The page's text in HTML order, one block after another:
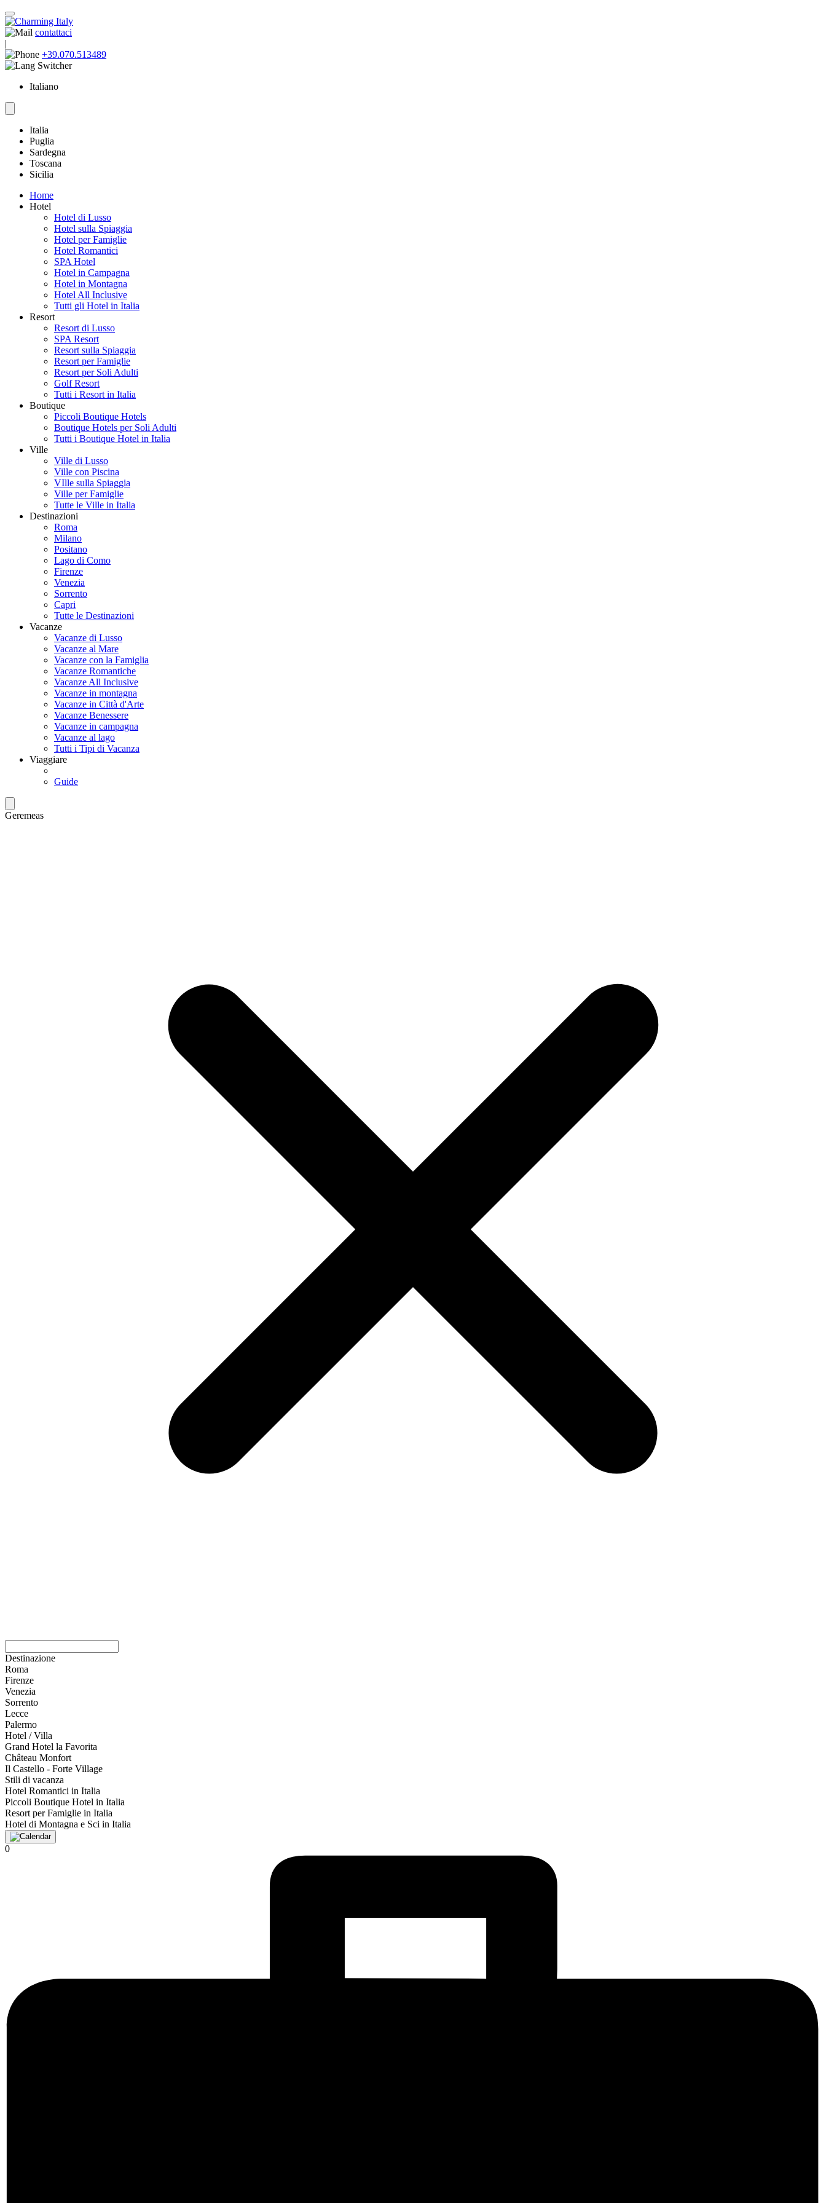
contattaci
|
+39.070.513489
Italiano
Italia
Puglia
Sardegna
Toscana
Sicilia
Home
Hotel
Hotel di Lusso
Hotel sulla Spiaggia
Hotel per Famiglie
Hotel Romantici
SPA Hotel
Hotel in Campagna
Hotel in Montagna
Hotel All Inclusive
Tutti gli Hotel in Italia
Resort
Resort di Lusso
SPA Resort
Resort sulla Spiaggia
Resort per Famiglie
Resort per Soli Adulti
Golf Resort
Tutti i Resort in Italia
Boutique
Piccoli Boutique Hotels
Boutique Hotels per Soli Adulti
Tutti i Boutique Hotel in Italia
Ville
Ville di Lusso
Ville con Piscina
VIlle sulla Spiaggia
Ville per Famiglie
Tutte le Ville in Italia
Destinazioni
Roma
Milano
Positano
Lago di Como
Firenze
Venezia
Sorrento
Capri
Tutte le Destinazioni
Vacanze
Vacanze di Lusso
Vacanze al Mare
Vacanze con la Famiglia
Vacanze Romantiche
Vacanze All Inclusive
Vacanze in montagna
Vacanze in Città d'Arte
Vacanze Benessere
Vacanze in campagna
Vacanze al lago
Tutti i Tipi di Vacanza
Viaggiare
Guide
Geremeas
Destinazione
Roma
Firenze
Venezia
Sorrento
Lecce
Palermo
Hotel / Villa
Grand Hotel la Favorita
Château Monfort
Il Castello - Forte Village
Stili di vacanza
Hotel Romantici in Italia
Piccoli Boutique Hotel in Italia
Resort per Famiglie in Italia
Hotel di Montagna e Sci in Italia
0